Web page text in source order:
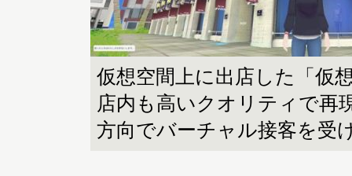
仮想空間上に出店した「仮
店内も高いクオリティで再
方向でバーチャル接客を受